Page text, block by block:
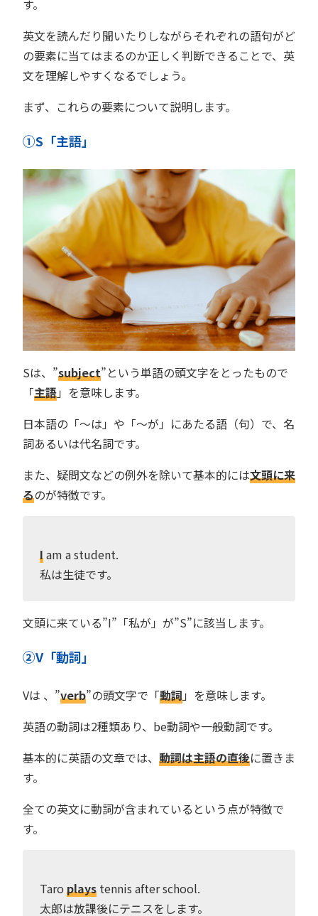
す。
英文を読んだり聞いたりしながらそれぞれの語句がど
の要素に当てはまるのか正しく判断できることで、英
文を理解しやすくなるでしょう。
まず、これらの要素について説明します。
①S「主語」
Sは、”subject”という単語の頭文字をとったもので
「主語」を意味します。
日本語の「〜は」や「〜が」にあたる語（句）で、名
詞あるいは代名詞です。
また、疑問文などの例外を除いて基本的には文頭に来
るのが特徴です。
Iam a student.
私は生徒です。
文頭に来ている”I”「私が」が”S”に該当します。
②V「動詞」
Vは 、”verb”の頭文字で「動詞」を意味します。
英語の動詞は2種類あり、be動詞や一般動詞です。
基本的に英語の文章では、 動詞は主語の直後に置きま
す。
全ての英文に動詞が含まれているという点が特徴で
す。
Taro plays tennis after school.
太郎は放課後にテニスをします。